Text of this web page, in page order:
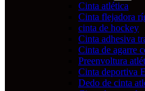
Cinta atlética
Cinta flejadora
cinta de hockey
Cinta adhesiva
Cinta de agarre
Preenvoltura
Cinta deportiva
Dedo de cinta